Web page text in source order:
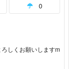
0
しくお願いしますm